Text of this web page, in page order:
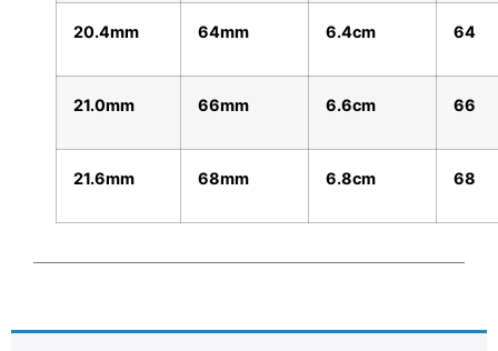
20.4mm 64mm 6.4cm 64
21.0mm 66mm 6.6cm 66
21.6mm 68mm 6.8cm 68